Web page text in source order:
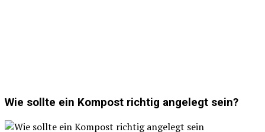
Wie sollte ein Kompost richtig angelegt sein?